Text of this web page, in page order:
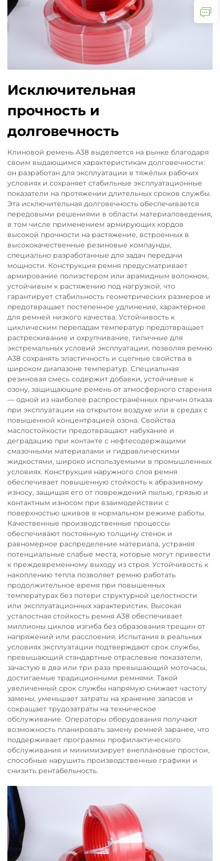
Исключительная
прочность и
долговечность
Клиновой ремень A38 выделяется на рынке благодаря
своим выдающимся характеристикам долговечности:
он разработан для эксплуатации в тяжёлых рабочих
условиях и сохраняет стабильные эксплуатационные
показатели на протяжении длительных сроков службы.
Эта исключительная долговечность обеспечивается
передовыми решениями в области материаловедения,
в том числе применением армирующих кордов
высокой прочности на растяжение, встроенных в
высококачественные резиновые компаунды,
специально разработанные для задач передачи
мощности. Конструкция ремня предусматривает
армирование полиэстером или арамидным волокном,
устойчивым к растяжению под нагрузкой, что
гарантирует стабильность геометрических размеров и
предотвращает постепенное удлинение, характерное
для ремней низкого качества. Устойчивость к
циклическим перепадам температур предотвращает
растрескивание и охрупчивание, типичные для
экстремальных условий эксплуатации, позволяя ремню
A38 сохранять эластичность и сцепные свойства в
широком диапазоне температур. Специальная
резиновая смесь содержит добавки, устойчивые к
озону, защищающие ремень от атмосферного старения
— одной из наиболее распространённых причин отказа
при эксплуатации на открытом воздухе или в средах с
повышенной концентрацией озона. Свойства
маслостойкости предотвращают набухание и
деградацию при контакте с нефтесодержащими
смазочными материалами и гидравлическими
жидкостями, широко используемыми в промышленных
условиях. Конструкция наружного слоя ремня
обеспечивает повышенную стойкость к абразивному
износу, защищая его от повреждений пылью, грязью и
контактным износом при взаимодействии с
поверхностью шкивов в нормальном режиме работы.
Качественные производственные процессы
обеспечивают постоянную толщину стенок и
равномерное распределение материала, устраняя
потенциальные слабые места, которые могут привести
к преждевременному выходу из строя. Устойчивость к
накоплению тепла позволяет ремню работать
продолжительное время при повышенных
температурах без потери структурной целостности
или эксплуатационных характеристик. Высокая
усталостная стойкость ремня A38 обеспечивает
миллионы циклов изгиба без образования трещин от
напряжений или расслоения. Испытания в реальных
условиях эксплуатации подтверждают срок службы,
превышающий стандартные отраслевые показатели,
зачастую в два или три раза превышающий моточасы,
достигаемые традиционными ремнями. Такой
увеличенный срок службы напрямую снижает частоту
замены, уменьшает затраты на хранение запасов и
сокращает трудозатраты на техническое
обслуживание. Операторы оборудования получают
возможность планировать замену ремней заранее, что
поддерживает программы профилактического
обслуживания и минимизирует внеплановые простои,
способные нарушить производственные графики и
снизить рентабельность.